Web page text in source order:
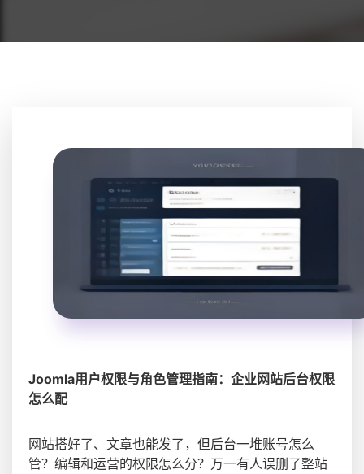
Joomla用户权限与角色管理指南：企业网站后台权限
怎么配
网站搭好了、文章也能发了，但后台一堆账号怎么
管？编辑和运营的权限怎么分？万一有人误删了整站